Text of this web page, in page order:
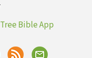
Bible App